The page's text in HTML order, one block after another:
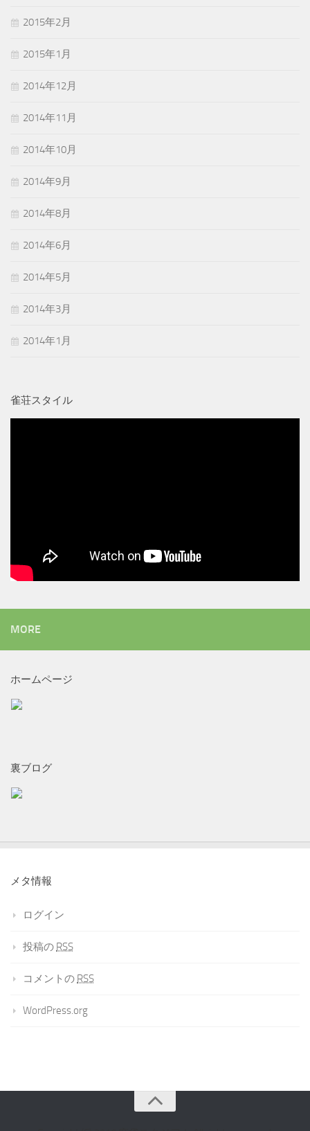
2015年2月
2015年1月
2014年12月
2014年11月
2014年10月
2014年9月
2014年8月
2014年6月
2014年5月
2014年3月
2014年1月
雀荘スタイル
MORE
ホームページ
裏ブログ
メタ情報
ログイン
投稿の RSS
コメントの RSS
WordPress.org